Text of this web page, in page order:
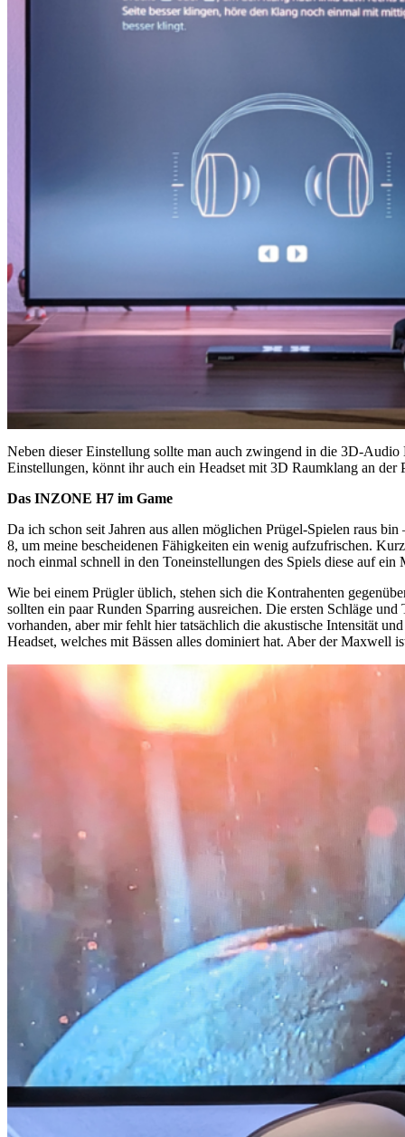
Neben dieser Einstellung sollte man auch zwingend in die 3D-
Einstellungen, könnt ihr auch ein Headset mit 3D Raumklang an
Das INZONE H7 im Game
Da ich schon seit Jahren aus allen möglichen Prügel-Spielen raus
8, um meine bescheidenen Fähigkeiten ein wenig aufzufrischen.
noch einmal schnell in den Toneinstellungen des Spiels diese auf
Wie bei einem Prügler üblich, stehen sich die Kontrahenten
sollten ein paar Runden Sparring ausreichen. Die ersten Schläge
vorhanden, aber mir fehlt hier tatsächlich die akustische Intensität
Headset, welches mit Bässen alles dominiert hat. Aber der